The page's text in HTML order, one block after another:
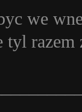
we
tyl